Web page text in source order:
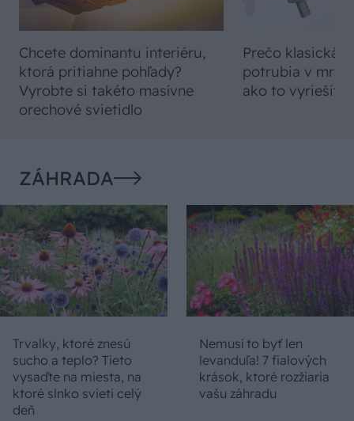
Chcete dominantu interiéru,
ktorá pritiahne pohľady?
Vyrobte si takéto masívne
orechové svietidlo
Prečo klasická
potrubia v
ako to vyriešiť
ZÁHRADA
Trvalky, ktoré znesú
sucho a teplo? Tieto
vysaďte na miesta, na
ktoré slnko svieti celý
deň
Nemusí to byť len
levanduľa! 7 fialových
krások, ktoré rozžiaria
vašu záhradu